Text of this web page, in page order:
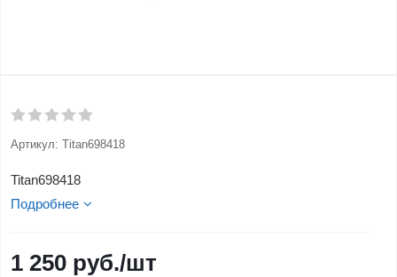
Артикул: Titan698418
Titan698418
Подробнее
1 250 руб./шт